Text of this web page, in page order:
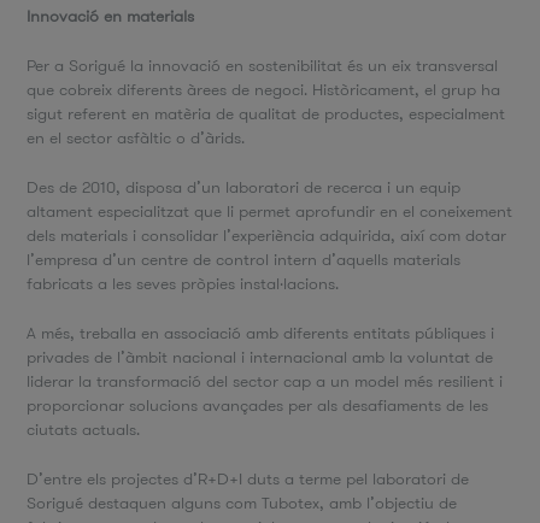
Innovació en materials
Per a Sorigué la innovació en sostenibilitat és un eix transversal
que cobreix diferents àrees de negoci. Històricament, el grup ha
sigut referent en matèria de qualitat de productes, especialment
en el sector asfàltic o d’àrids.
Des de 2010, disposa d’un laboratori de recerca i un equip
altament especialitzat que li permet aprofundir en el coneixement
dels materials i consolidar l’experiència adquirida, així com dotar
l’empresa d’un centre de control intern d’aquells materials
fabricats a les seves pròpies instal·lacions.
A més, treballa en associació amb diferents entitats públiques i
privades de l’àmbit nacional i internacional amb la voluntat de
liderar la transformació del sector cap a un model més resilient i
proporcionar solucions avançades per als desafiaments de les
ciutats actuals.
D’entre els projectes d’R+D+I duts a terme pel laboratori de
Sorigué destaquen alguns com Tubotex, amb l’objectiu de